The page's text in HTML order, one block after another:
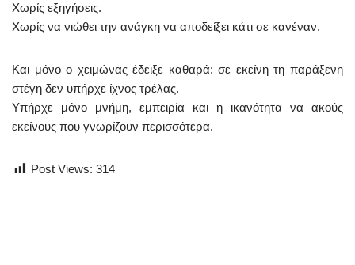
Χωρίς εξηγήσεις.
Χωρίς να νιώθει την ανάγκη να αποδείξει κάτι σε κανέναν.
Και μόνο ο χειμώνας έδειξε καθαρά: σε εκείνη τη παράξενη
στέγη δεν υπήρχε ίχνος τρέλας.
Υπήρχε μόνο μνήμη, εμπειρία και η ικανότητα να ακούς
εκείνους που γνωρίζουν περισσότερα.
Post Views: 314